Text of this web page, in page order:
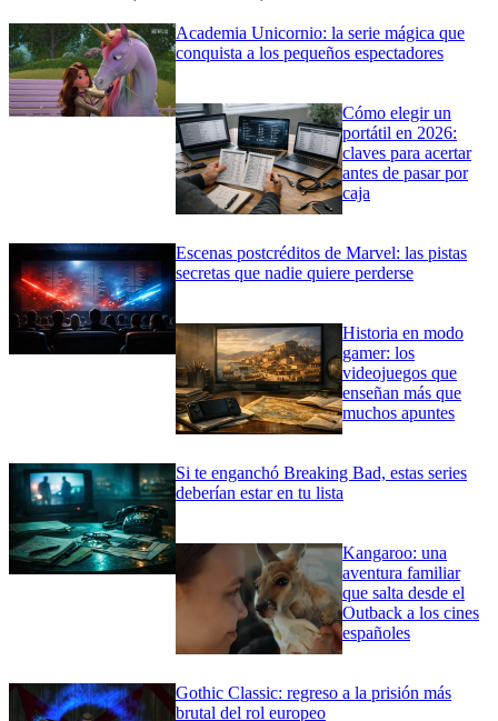
Academia Unicornio: la serie mágica que
conquista a los pequeños espectadores
Cómo elegir un
portátil en 2026:
claves para acertar
antes de pasar por
caja
Escenas postcréditos de Marvel: las pistas
secretas que nadie quiere perderse
Historia en modo
gamer: los
videojuegos que
enseñan más que
muchos apuntes
Si te enganchó Breaking Bad, estas series
deberían estar en tu lista
Kangaroo: una
aventura familiar
que salta desde el
Outback a los cines
españoles
Gothic Classic: regreso a la prisión más
brutal del rol europeo